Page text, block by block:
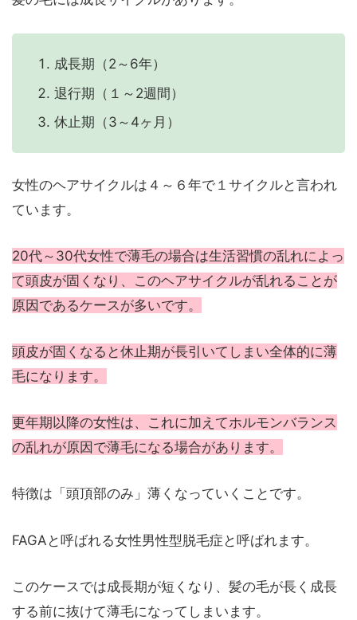
成長期（2～6年）
退行期（１～2週間）
休止期（3～4ヶ月）
女性のヘアサイクルは４～６年で１サイクルと言われ
ています。
20代～30代女性で薄毛の場合は生活習慣の乱れによっ
て頭皮が固くなり、このヘアサイクルが乱れることが
原因であるケースが多いです。
頭皮が固くなると休止期が長引いてしまい全体的に薄
毛になります。
更年期以降の女性は、これに加えてホルモンバランス
の乱れが原因で薄毛になる場合があります。
特徴は「頭頂部のみ」薄くなっていくことです。
FAGAと呼ばれる女性男性型脱毛症と呼ばれます。
このケースでは成長期が短くなり、髪の毛が長く成長
する前に抜けて薄毛になってしまいます。